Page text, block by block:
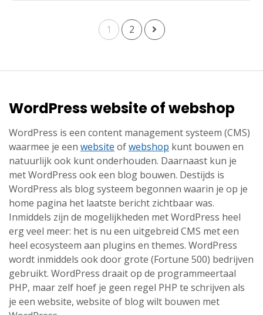
1 2
WordPress website of webshop
WordPress is een content management systeem (CMS)
waarmee je een website ofwebshop kunt bouwen en
natuurlijk ook kunt onderhouden. Daarnaast kun je
met WordPress ook een blog bouwen. Destijds is
WordPress als blog systeem begonnen waarin je op je
home pagina het laatste bericht zichtbaar was.
Inmiddels zijn de mogelijkheden met WordPress heel
erg veel meer: het is nu een uitgebreid CMS met een
heel ecosysteem aan plugins en themes. WordPress
wordt inmiddels ook door grote (Fortune 500) bedrijven
gebruikt. WordPress draait op de programmeertaal
PHP, maar zelf hoef je geen regel PHP te schrijven als
je een website, website of blog wilt bouwen met